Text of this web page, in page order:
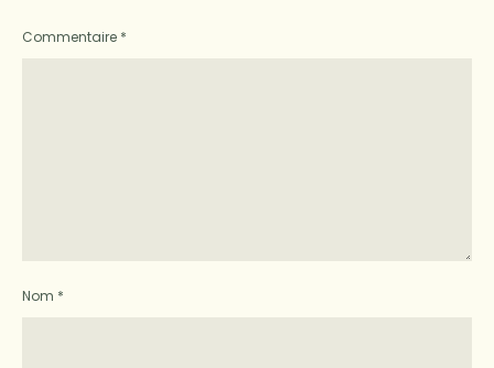
Commentaire *
Nom *